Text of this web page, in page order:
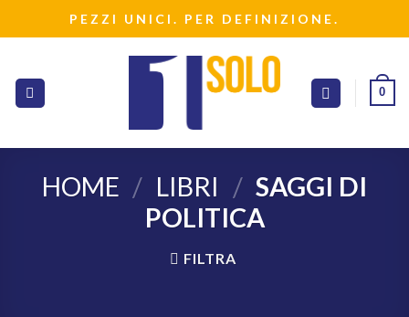
ai
PEZZI UNICI. PER DEFINIZIONE.
0
HOME / LIBRI / SAGGI DI
POLITICA
FILTRA